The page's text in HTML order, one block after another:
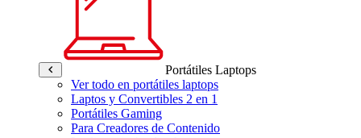
Portátiles Laptops
Ver todo en portátiles laptops
Laptos y Convertibles 2 en 1
Portátiles Gaming
Para Creadores de Contenido